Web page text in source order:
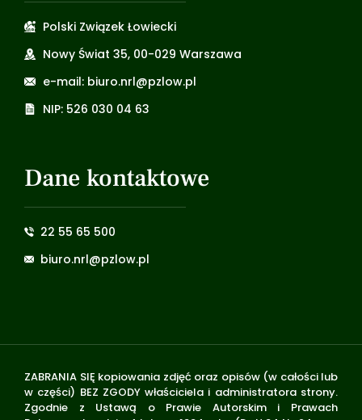
Polski Związek Łowiecki
Nowy Świat 35, 00-029 Warszawa
e-mail: biuro.nrl@pzlow.pl
NIP: 526 030 04 63
Dane kontaktowe
22 55 65 500
biuro.nrl@pzlow.pl
ZABRANIA SIĘ kopiowania zdjęć oraz opisów (w całości lub
w części) BEZ ZGODY właściciela i administratora strony.
Zgodnie z Ustawą o Prawie Autorskim i Prawach